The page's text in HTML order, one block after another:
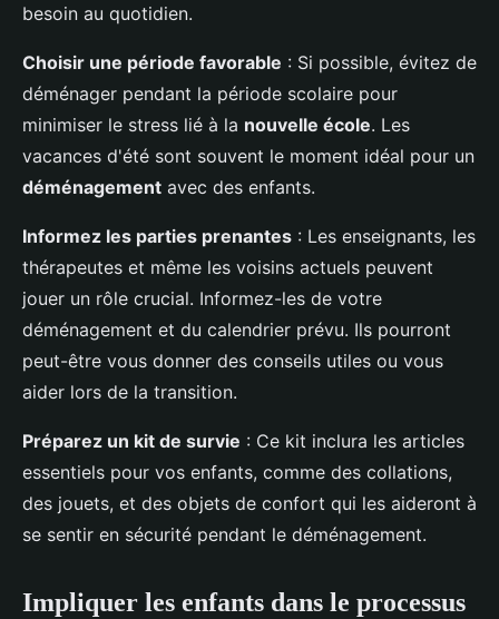
besoin au quotidien.
Choisir une période favorable : Si possible, évitez de
déménager pendant la période scolaire pour
minimiser le stress lié à la nouvelle école. Les
vacances d'été sont souvent le moment idéal pour un
déménagement avec des enfants.
Informez les parties prenantes : Les enseignants, les
thérapeutes et même les voisins actuels peuvent
jouer un rôle crucial. Informez-les de votre
déménagement et du calendrier prévu. Ils pourront
peut-être vous donner des conseils utiles ou vous
aider lors de la transition.
Préparez un kit de survie : Ce kit inclura les articles
essentiels pour vos enfants, comme des collations,
des jouets, et des objets de confort qui les aideront à
se sentir en sécurité pendant le déménagement.
Impliquer les enfants dans le processus